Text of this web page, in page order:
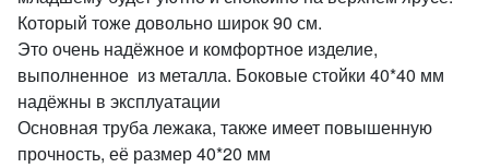
Который тоже довольно широк 90 см.
Это очень надёжное и комфортное изделие,
выполненное из металла. Боковые стойки 40*40 мм
надёжны в эксплуатации
Основная труба лежака, также имеет повышенную
прочность, её размер 40*20 мм